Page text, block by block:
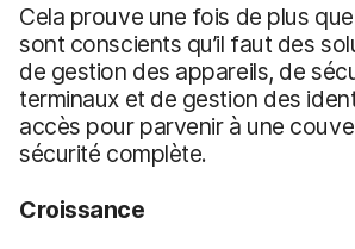
Cela prouve une fois de plus
sont conscients qu’il faut des
de gestion des appareils, de
terminaux et de gestion des
accès pour parvenir à une
sécurité complète.
Croissance